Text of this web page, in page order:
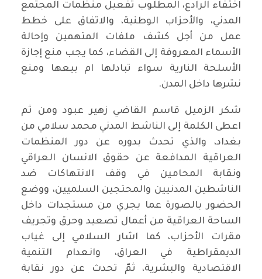
اختفاء الرادع، المطلوب تفعيل منظمات المجتمع
المدني، والأحزاب الوطنية، والاتفاق على خطط
عمل من أجل كشف ملفات المتهمين وإحالة
الأسماء المعروفة إلى القضاء، كما يجب منع إجازة
الأسلحة النارية سواء تبادلها ام بيعها ومنع
نشرها داخل المدن.
شكر الزميل قاسم القاضي زهير عبود ومن ثم
اعطى الكلمة إلى الناشط المدني محمد سلامي من
بغداد، والذي تحدث بدوره عن دور المنظمات
العراقية المدافعة عن حقوق الانسان العراقي
ونقابة المحامين في وقف الانتهاكات ضد
الناشطين المدنيين والمحتجين السلميين، ووضع
الحضور بالصورة عما يجري من مستجدات داخل
الساحة العراقية من أعمال تصعيد وحرق وتجريف
مقرات الأحزاب، كما اشار السلامي إلى غياب
الديمقراطية في العراق، وانعدام التنمية
الاقتصادية والبشرية، ثمّ تحدث عن دور نقابة